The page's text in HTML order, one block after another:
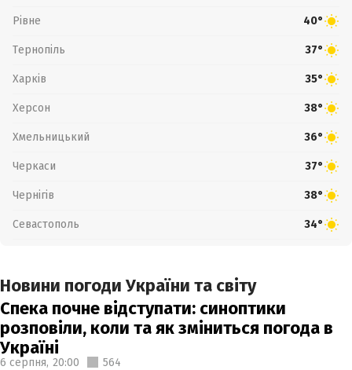
Рівне 40°
Тернопіль 37°
Харків 35°
Херсон 38°
Хмельницький 36°
Черкаси 37°
Чернігів 38°
Севастополь 34°
Новини погоди України та світу
Спека почне відступати: синоптики
розповіли, коли та як зміниться погода в
Україні
6 серпня, 20:00 564